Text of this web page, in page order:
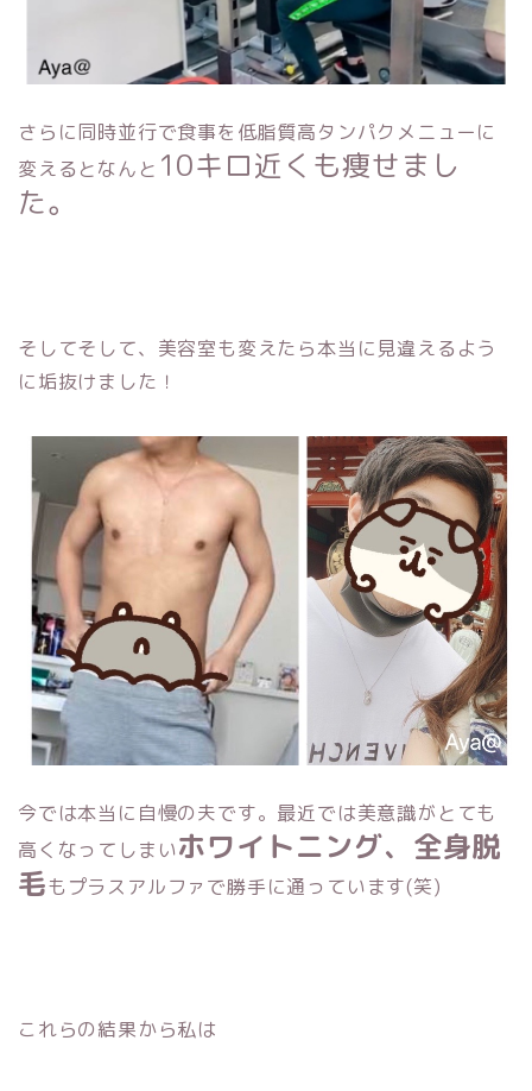
さらに同時並行で食事を低脂質高タンパクメニューに
変えるとなんと 10キロ近くも痩せまし
た。
そしてそして、美容室も変えたら本当に見違えるよう
に垢抜けました！
今では本当に自慢の夫です。最近では美意識がとても
高くなってしまいホワイトニング、全身脱
毛もプラスアルファで勝手に通っています(笑)
これらの結果から私は